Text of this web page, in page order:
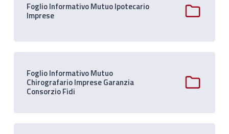
Foglio Informativo Mutuo Ipotecario
Imprese
Foglio Informativo Mutuo
Chirografario Imprese Garanzia
Consorzio Fidi